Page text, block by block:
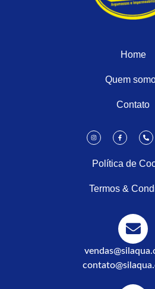
Home
Quem
Contato
Política de
Termos &